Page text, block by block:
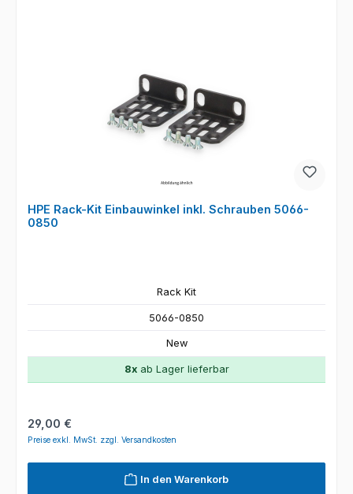
HPE Rack-Kit Einbauwinkel inkl. Schrauben 5066-
0850
Rack Kit
5066-0850
New
8xab Lager lieferbar
Regulärer Preis:
29,00 €
Preise exkl. MwSt. zzgl. Versandkosten
In den Warenkorb